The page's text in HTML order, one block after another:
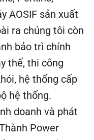
AOSIF sản xuất
ra chúng tôi còn
bảo trì chính
thế, thi công
hệ thống cấp
hệ thống.
doanh và phát
Power